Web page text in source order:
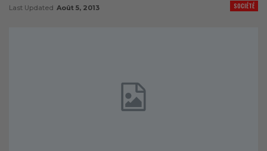
SOCIÉTÉ
Last Updated Août 5, 2013